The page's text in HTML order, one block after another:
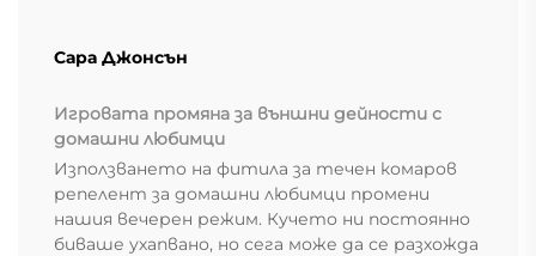
Сара Джонсън
Игровата промяна за външни дейности с
домашни любимци
Използването на фитила за течен комаров
репелент за домашни любимци промени
нашия вечерен режим. Кучето ни постоянно
биваше ухапвано, но сега може да се разхожда